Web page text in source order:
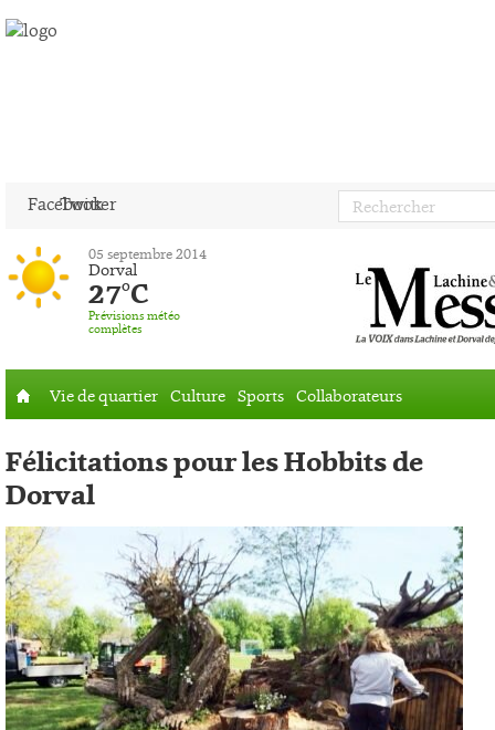
Facebook
Twitter
05 septembre 2014
Dorval
27°C
Prévisions météo
complètes
Vie de quartier Culture Sports Collaborateurs
Félicitations pour les Hobbits de
Dorval